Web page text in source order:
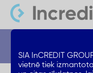
SIA InCREDIT
vietnē tiek